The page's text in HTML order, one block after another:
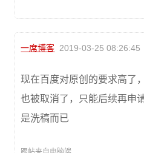
一席博客 2019-03-25 08:26:45
现在百度对原创的要求高了
也被取消了，只能后续再申
是洗稿而已